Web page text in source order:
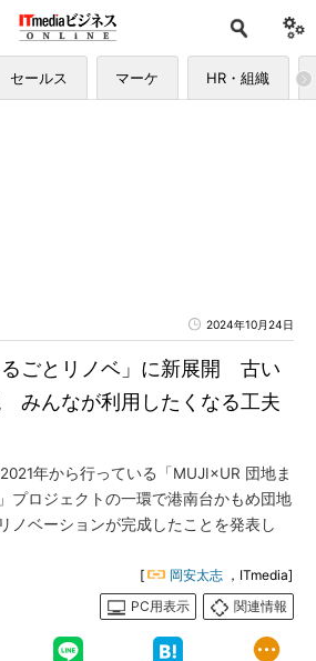
セールス マーケ HR・組織
2024年10月24日
ごとリノベ」に新展開 古い
みんなが利用したくなる工夫
年から行っている「MUJI×UR 団地ま
プロジェクトの一環で港南台かもめ団地
ノベーションが完成したことを発表し
[ 岡安太志 ，ITmedia]
PC用表示
関連情報